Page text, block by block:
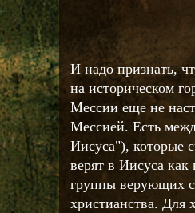
И надо признать,
на историческом
Мессии еще не
Мессией. Есть
Иисуса"), которые
верят в Иисуса
группы верующих
христианства.